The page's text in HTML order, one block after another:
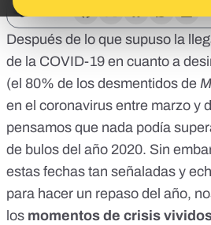
Después de lo que supuso la
de la COVID-19 en cuanto a
(el 80% de los desmentidos de
en el coronavirus entre marzo y
pensamos que nada podía
de bulos del año 2020. Sin
estas fechas tan señaladas y
para hacer un repaso del año,
los momentos de crisis